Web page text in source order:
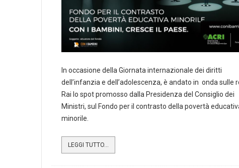
In occasione della Giornata internazionale dei diritti
dell’infanzia e dell’adolescenza, è andato in onda sulle
Rai lo spot promosso dalla Presidenza del Consiglio dei
Ministri, sul Fondo per il contrasto della povertà
minorile.
LEGGI TUTTO...